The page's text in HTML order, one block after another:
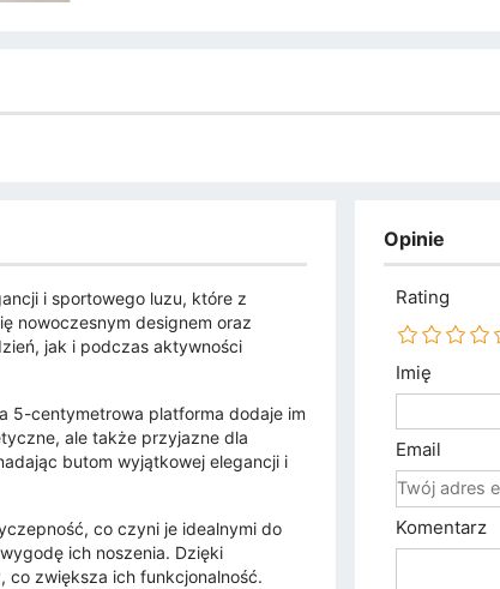
i sportowego luzu, które z
nowoczesnym designem oraz
jak i podczas aktywności
5-centymetrowa platforma dodaje im
ale także przyjazne dla
butom wyjątkowej elegancji i
co czyni je idealnymi do
ich noszenia. Dzięki
co zwiększa ich funkcjonalność.
Opinie
Rating
Imię
Email
Komentarz